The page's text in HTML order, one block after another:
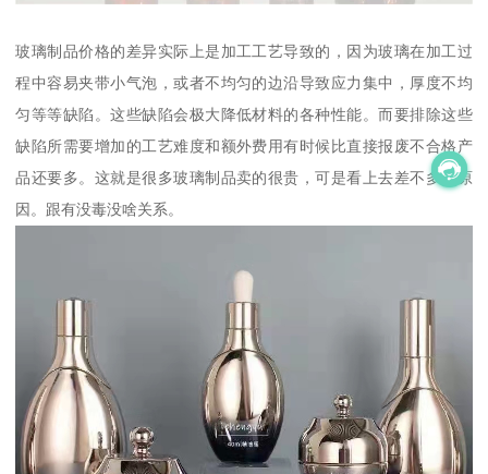
玻璃制品价格的差异实际上是加工工艺导致的，因为玻璃在加工过
程中容易夹带小气泡，或者不均匀的边沿导致应力集中，厚度不均
匀等等缺陷。这些缺陷会极大降低材料的各种性能。而要排除这些
缺陷所需要增加的工艺难度和额外费用有时候比直接报废不合格产
品还要多。这就是很多玻璃制品卖的很贵，可是看上去差不多的原
因。跟有没毒没啥关系。